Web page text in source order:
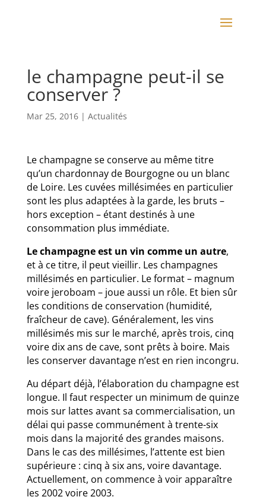
le champagne peut-il se
conserver ?
Mar 25, 2016| Actualités
Le champagne se conserve au même titre
qu’un chardonnay de Bourgogne ou un blanc
de Loire. Les cuvées millésimées en particulier
sont les plus adaptées à la garde, les bruts –
hors exception – étant destinés à une
consommation plus immédiate.
Le champagne est un vin comme un autre,
et à ce titre, il peut vieillir. Les champagnes
millésimés en particulier. Le format – magnum
voire jeroboam – joue aussi un rôle. Et bien sûr
les conditions de conservation (humidité,
fraîcheur de cave). Généralement, les vins
millésimés mis sur le marché, après trois, cinq
voire dix ans de cave, sont prêts à boire. Mais
les conserver davantage n’est en rien incongru.
Au départ déjà, l’élaboration du champagne est
longue. Il faut respecter un minimum de quinze
mois sur lattes avant sa commercialisation, un
délai qui passe communément à trente-six
mois dans la majorité des grandes maisons.
Dans le cas des millésimes, l’attente est bien
supérieure : cinq à six ans, voire davantage.
Actuellement, on commence à voir apparaître
les 2002 voire 2003.